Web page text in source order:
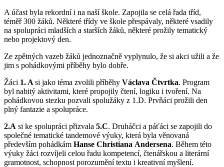
A účast byla rekordní i na naší škole. Zapojila se celá řada tříd,
téměř 300 žáků. Některé třídy ve škole přespávaly, některé vsadily
na spolupráci mladších a starších žáků, některé prožily tematický
nebo projektový den.
Ze zpětných vazeb žáků jednoznačně vyplynulo, že si akci užili a že
jim s pohádkovými příběhy bylo dobře.
Žáci 1. A si jako téma zvolili příběhy Václava Čtvrtka. Program
byl nabitý aktivitami, které propojily čtení, logiku i tvoření. Na
pohádkovou stezku pozvali spolužáky z 1.D. Prvňáci prožili den
plný fantazie a spolupráce.
2.A si ke spolupráci přizvala 5.C. Druháčci a páťáci se zapojili do
společné tematické tandemové výuky, která byla věnovaná
především pohádkám Hanse Christiana Andersena. Během této
výuky žáci rozvíjeli celou řadu kompetencí, čtenářskou a literární
gramotnost, schopnost porozumění textu i kreativní myšlení.